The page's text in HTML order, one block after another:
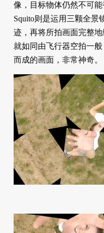
像，目标物体仍然不可
Squito则是运用三颗全景
迹，再将所拍画面完整
就如同由飞行器空拍一
而成的画面，非常神奇。